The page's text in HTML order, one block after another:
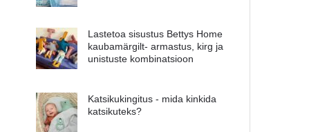
Lastetoa sisustus Bettys Home
kaubamärgilt- armastus, kirg ja
unistuste kombinatsioon
Katsikukingitus - mida kinkida
katsikuteks?